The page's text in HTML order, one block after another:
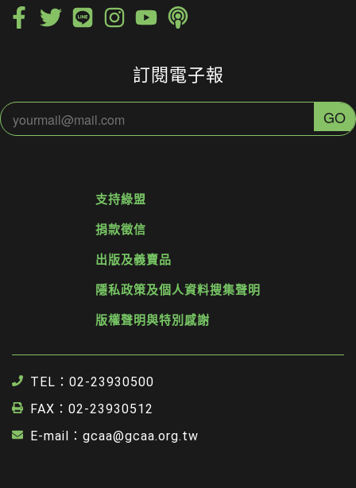
訂閱電子報
支持綠盟
捐款徵信
出版及義賣品
隱私政策及個人資料搜集聲明
版權聲明與特別感謝
TEL：02-23930500
FAX：02-23930512
E-mail：gcaa@gcaa.org.tw